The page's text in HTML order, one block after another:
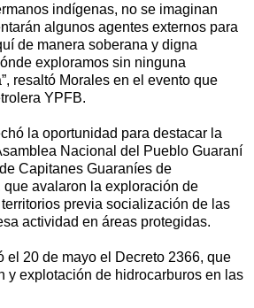
indígenas, no se imaginan
algunos agentes externos para
de manera soberana y digna
exploramos sin ninguna
resaltó Morales en el evento que
YPFB.
la oportunidad para destacar la
Nacional del Pueblo Guaraní
Capitanes Guaraníes de
avalaron la exploración de
previa socialización de las
actividad en áreas protegidas.
el 20 de mayo el Decreto 2366, que
y explotación de hidrocarburos en las